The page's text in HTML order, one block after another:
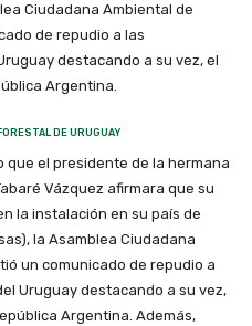
Ciudadana Ambiental de
de repudio a las
destacando a su vez, el
Argentina.
DE URUGUAY
que el presidente de la hermana
Vázquez afirmara que su
la instalación en su país de
la Asamblea Ciudadana
un comunicado de repudio a
Uruguay destacando a su vez,
Argentina. Además,